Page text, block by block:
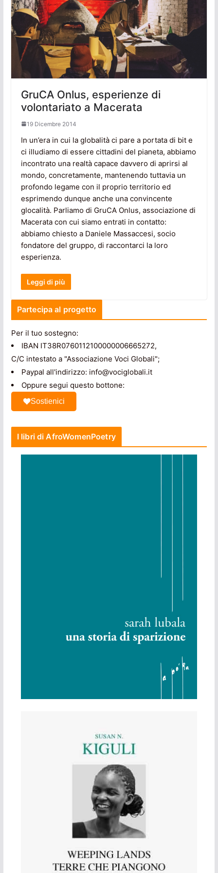
GruCA Onlus, esperienze di
volontariato a Macerata
19 Dicembre 2014
In un’era in cui la globalità ci pare a portata di bit e
ci illudiamo di essere cittadini del pianeta, abbiamo
incontrato una realtà capace davvero di aprirsi al
mondo, concretamente, mantenendo tuttavia un
profondo legame con il proprio territorio ed
esprimendo dunque anche una convincente
glocalità. Parliamo di GruCA Onlus, associazione di
Macerata con cui siamo entrati in contatto:
abbiamo chiesto a Daniele Massaccesi, socio
fondatore del gruppo, di raccontarci la loro
esperienza.
Leggi di più
Partecipa al progetto
Per il tuo sostegno:
IBAN IT38R0760112100000006665272,
C/C intestato a "Associazione Voci Globali";
Paypal all'indirizzo: info@vociglobali.it
Oppure segui questo bottone:
Sostienici
I libri di AfroWomenPoetry